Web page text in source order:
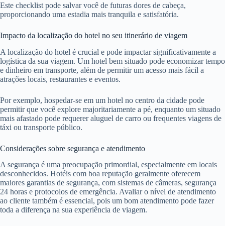
Este checklist pode salvar você de futuras dores de cabeça,
proporcionando uma estadia mais tranquila e satisfatória.
Impacto da localização do hotel no seu itinerário de viagem
A localização do hotel é crucial e pode impactar significativamente a
logística da sua viagem. Um hotel bem situado pode economizar tempo
e dinheiro em transporte, além de permitir um acesso mais fácil a
atrações locais, restaurantes e eventos.
Por exemplo, hospedar-se em um hotel no centro da cidade pode
permitir que você explore majoritariamente a pé, enquanto um situado
mais afastado pode requerer aluguel de carro ou frequentes viagens de
táxi ou transporte público.
Considerações sobre segurança e atendimento
A segurança é uma preocupação primordial, especialmente em locais
desconhecidos. Hotéis com boa reputação geralmente oferecem
maiores garantias de segurança, com sistemas de câmeras, segurança
24 horas e protocolos de emergência. Avaliar o nível de atendimento
ao cliente também é essencial, pois um bom atendimento pode fazer
toda a diferença na sua experiência de viagem.